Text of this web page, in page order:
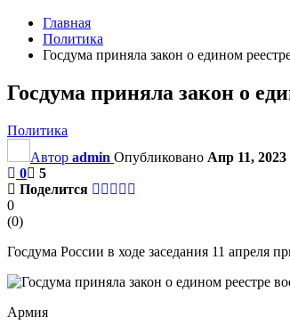
Главная
Политика
Госдума приняла закон о едином
Госдума приняла закон о
Политика
Автор admin Опубликовано Апр 11, 2023
0
5
Поделится
0
(0)
Госдума России в ходе заседания 11 апреля
Армия